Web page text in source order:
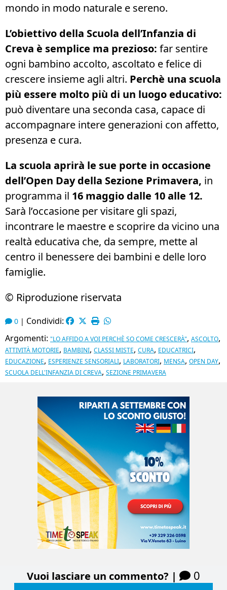
mondo in modo naturale e sereno.
L’obiettivo della Scuola dell’Infanzia di
Creva è semplice ma prezioso: far sentire
ogni bambino accolto, ascoltato e felice di
crescere insieme agli altri. Perchè una scuola
più essere molto più di un luogo educativo:
può diventare una seconda casa, capace di
accompagnare intere generazioni con affetto,
presenza e cura.
La scuola aprirà le sue porte in occasione
dell’Open Day della Sezione Primavera, in
programma il 16 maggio dalle 10 alle 12.
Sarà l’occasione per visitare gli spazi,
incontrare le maestre e scoprire da vicino una
realtà educativa che, da sempre, mette al
centro il benessere dei bambini e delle loro
famiglie.
© Riproduzione riservata
0 | Condividi:
Argomenti: "LO AFFIDO A VOI PERCHÈ SO COME CRESCERÀ", ASCOLTO,
ATTIVITÀ MOTORIE, BAMBINI, CLASSI MISTE, CURA, EDUCATRICI,
EDUCAZIONE, ESPERIENZE SENSORIALI, LABORATORI, MENSA, OPEN DAY,
SCUOLA DELL'INFANZIA DI CREVA, SEZIONE PRIMAVERA
Vuoi lasciare un commento? | 0